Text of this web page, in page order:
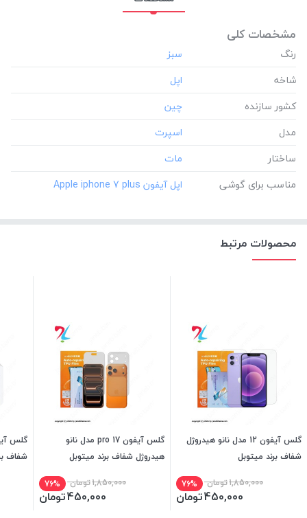
مشخصات کلی
رنگ
شاخه
کشور سازنده
مدل
ساختار
مناسب برای گوشی
محصولات مرتبط
گلس آیفون 12 مدل نانو هیدروژل
شفاف برند میتوبل
1,850,000تومان 76%
450,000تومان
گلس آیفون 17 pro مدل نانو
هیدروژل شفاف برند میتوبل
1,850,000تومان 76%
450,000تومان
شفاف